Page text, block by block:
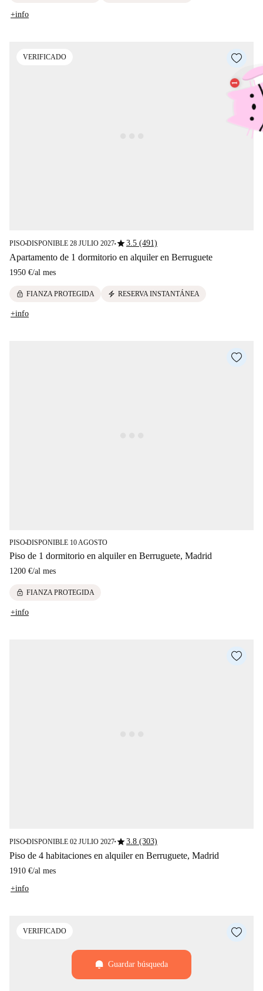
+info
VERIFICADO
PISO■DISPONIBLE 28 JULIO 2027■star3.5 (491)
Apartamento de 1 dormitorio en alquiler en Berruguete
1950 €/al mes
lock FIANZA PROTEGIDA electric_bolt RESERVA INSTANTÁNEA
+info
PISO■DISPONIBLE 10 AGOSTO
Piso de 1 dormitorio en alquiler en Berruguete, Madrid
1200 €/al mes
lock FIANZA PROTEGIDA
+info
PISO■DISPONIBLE 02 JULIO 2027■star3.8 (303)
Piso de 4 habitaciones en alquiler en Berruguete, Madrid
1910 €/al mes
+info
VERIFICADO
Guardar búsqueda